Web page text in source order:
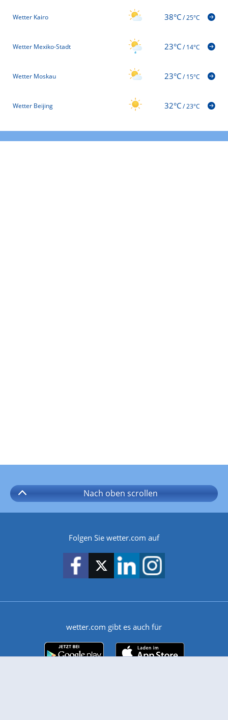
Wetter Kairo 38°C/25°C
Wetter Mexiko-Stadt 23°C/14°C
Wetter Moskau 23°C/15°C
Wetter Beijing 32°C/23°C
Nach oben scrollen
Folgen Sie wetter.com auf
wetter.com gibt es auch für